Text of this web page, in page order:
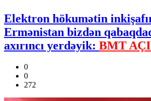
Elektron hökumətin
Ermənistan bizdən
axırıncı yerdəyik: BMT
0
0
272